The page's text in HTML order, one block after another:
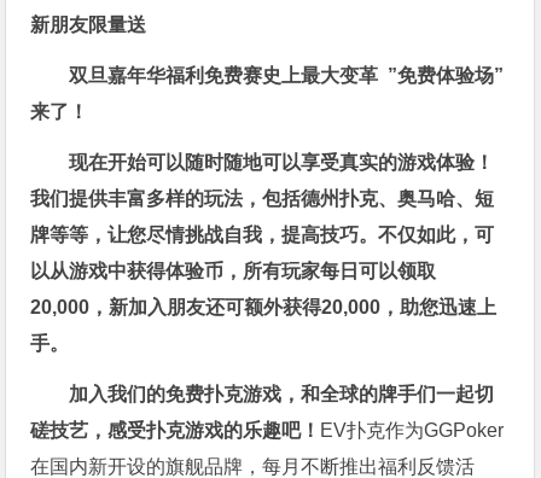
新朋友限量送
双旦嘉年华福利免费赛史上最大变革 ”免费体验场”
来了！
现在开始可以随时随地可以享受真实的游戏体验！
我们提供丰富多样的玩法，包括德州扑克、奥马哈、短
牌等等，让您尽情挑战自我，提高技巧。不仅如此，可
以从游戏中获得体验币，所有玩家每日可以领取
20,000，新加入朋友还可额外获得20,000，助您迅速上
手。
加入我们的免费扑克游戏，和全球的牌手们一起切
磋技艺，感受扑克游戏的乐趣吧！ EV扑克作为GGPoker
在国内新开设的旗舰品牌，每月不断推出福利反馈活